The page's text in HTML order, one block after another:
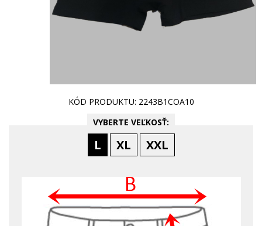
KÓD PRODUKTU: 2243B1COA10
VYBERTE VEĽKOSŤ:
L XL XXL